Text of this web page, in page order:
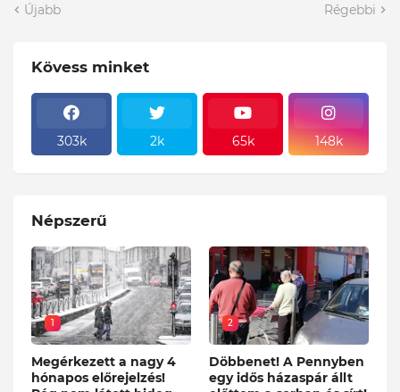
Újabb Régebbi
Kövess minket
303k 2k 65k 148k
Népszerű
1
Megérkezett a nagy 4
hónapos előrejelzés!
2
Döbbenet! A Pennyben
egy idős házaspár állt